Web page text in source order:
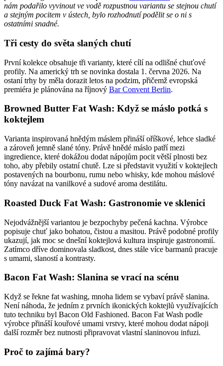
nám podařilo vyvinout ve vodě rozpustnou variantu se stejnou chutí
a stejným pocitem v ústech, bylo rozhodnutí podělit se o ni s
ostatními snadné.
Tři cesty do světa slaných chutí
První kolekce obsahuje tři varianty, které cílí na odlišné chuťové
profily. Na americký trh se novinka dostala 1. června 2026. Na
ostaní trhy by měla dorazit letos na podzim, přičemž evropská
premiéra je plánována na říjnový Bar Convent Berlin.
Browned Butter Fat Wash: Když se máslo potká s
koktejlem
Varianta inspirovaná hnědým máslem přináší oříškové, lehce sladké
a zároveň jemně slané tóny. Právě hnědé máslo patří mezi
ingredience, které dokážou dodat nápojům pocit větší plnosti bez
toho, aby přebily ostatní chutě. Lze si představit využití v koktejlech
postavených na bourbonu, rumu nebo whisky, kde mohou máslové
tóny navázat na vanilkové a sudové aroma destilátu.
Roasted Duck Fat Wash: Gastronomie ve sklenici
Nejodvážnější variantou je bezpochyby pečená kachna. Výrobce
popisuje chuť jako bohatou, čistou a masitou. Právě podobné profily
ukazují, jak moc se dnešní koktejlová kultura inspiruje gastronomií.
Zatímco dříve dominovala sladkost, dnes stále více barmanů pracuje
s umami, slaností a kontrasty.
Bacon Fat Wash: Slanina se vrací na scénu
Když se řekne fat washing, mnoha lidem se vybaví právě slanina.
Není náhoda, že jedním z prvních ikonických koktejlů využívajících
tuto techniku byl Bacon Old Fashioned. Bacon Fat Wash podle
výrobce přináší kouřové umami vrstvy, které mohou dodat nápoji
další rozměr bez nutnosti připravovat vlastní slaninovou infuzi.
Proč to zajímá bary?